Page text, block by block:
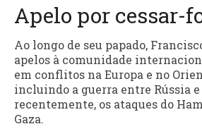
Apelo por cessar-
Ao longo de seu papado,
apelos à comunidade
em conflitos na Europa e no
incluindo a guerra entre Rússia
recentemente, os ataques do
Gaza.